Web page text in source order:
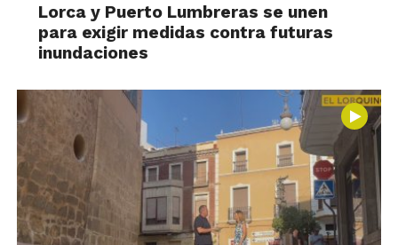
Lorca y Puerto Lumbreras se unen
para exigir medidas contra futuras
inundaciones